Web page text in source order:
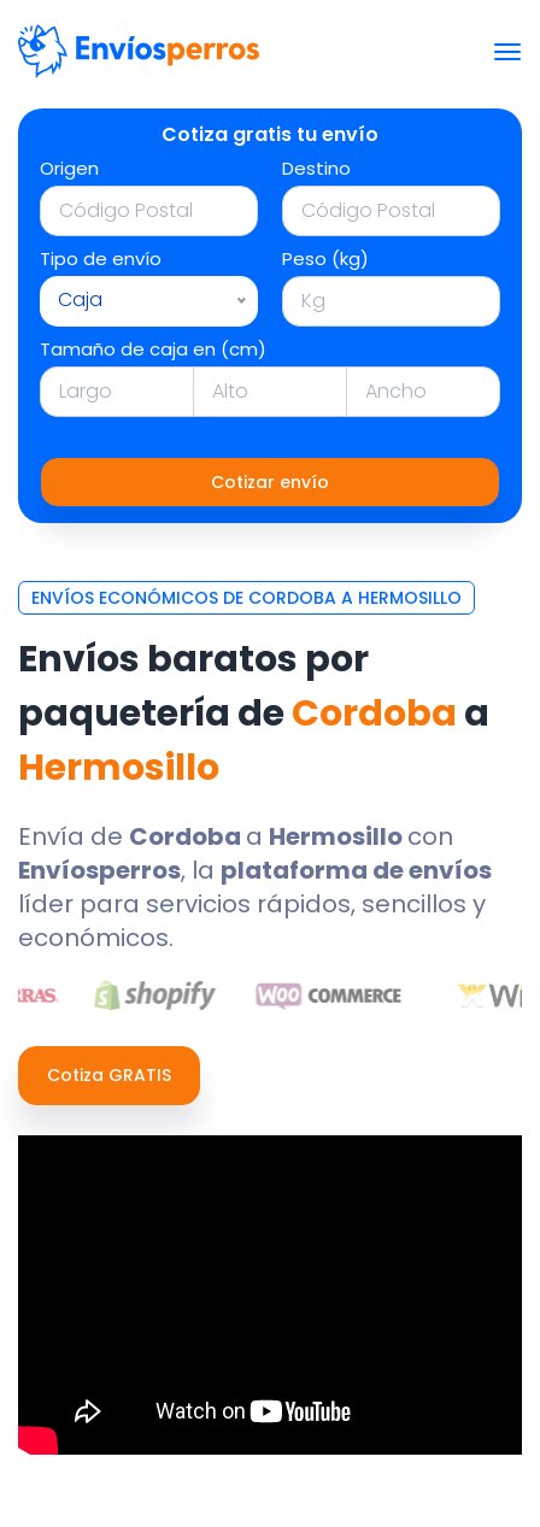
Cotiza gratis tu envío
Origen Destino
Tipo de envío
Caja
Peso (kg)
Tamaño de caja en (cm)
Cotizar envío
ENVÍOS ECONÓMICOS DE CORDOBA A HERMOSILLO
Envíos baratos por
paquetería deCordoba a
Hermosillo
Envía de Cordoba a Hermosillocon
Envíosperros, la plataforma de envíos
líder para servicios rápidos, sencillos y
económicos.
Cotiza GRATIS